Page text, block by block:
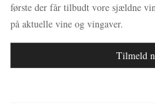
første der får tilbudt vore sjældne
på aktuelle vine og vingaver.
Tilmeld